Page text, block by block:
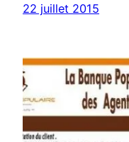
22 juillet 2015